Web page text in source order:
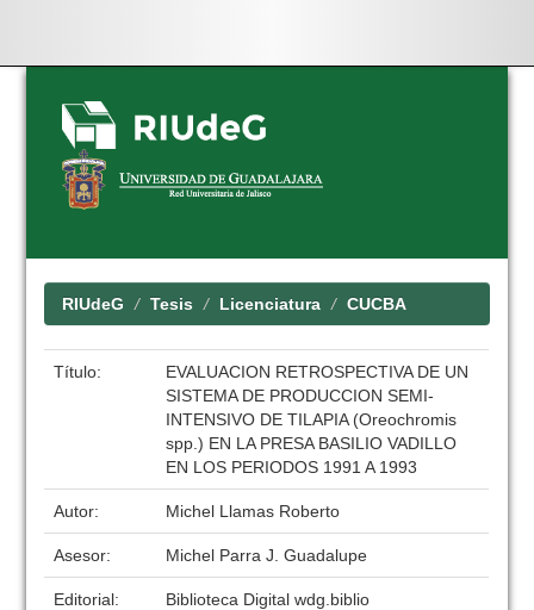
Skip
navigation
RIUdeG Tesis Licenciatura CUCBA
Título:
EVALUACION RETROSPECTIVA DE UN
SISTEMA DE PRODUCCION SEMI-
INTENSIVO DE TILAPIA (Oreochromis
spp.) EN LA PRESA BASILIO VADILLO
EN LOS PERIODOS 1991 A 1993
Autor: Michel Llamas Roberto
Asesor: Michel Parra J. Guadalupe
Editorial:
Biblioteca Digital wdg.biblio